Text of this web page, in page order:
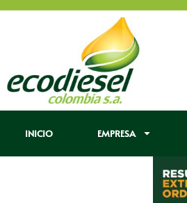
INICIO EMPRESA